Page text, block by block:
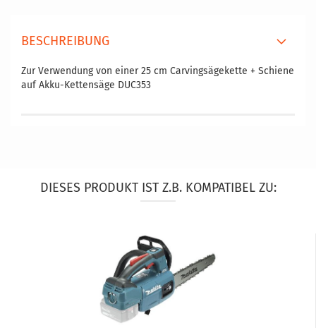
BESCHREIBUNG
Zur Verwendung von einer 25 cm Carvingsägekette + Schiene
auf Akku-Kettensäge DUC353
DIESES PRODUKT IST Z.B. KOMPATIBEL ZU: